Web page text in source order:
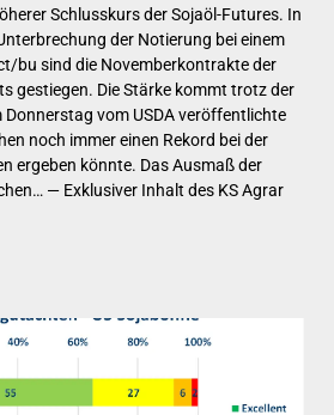
Schlusskurs der Sojaöl-Futures. In
der Notierung bei einem
bu sind die Novemberkontrakte der
gestiegen. Die Stärke kommt trotz der
vom USDA veröffentlichte
noch immer einen Rekord bei der
ergeben könnte. Das Ausmaß der
— Exklusiver Inhalt des KS Agrar